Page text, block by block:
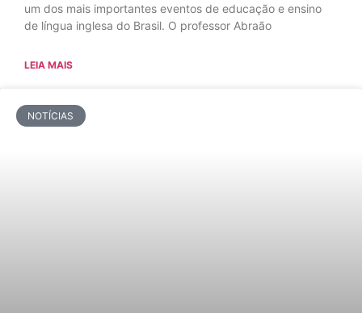
um dos mais importantes eventos de educação e ensino
de língua inglesa do Brasil. O professor Abraão
LEIA MAIS
NOTÍCIAS